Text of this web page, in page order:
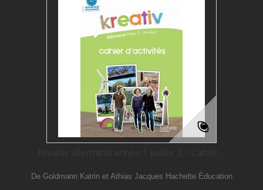
De Goldmann Katrin et Athias Jacques Hachette Éducation